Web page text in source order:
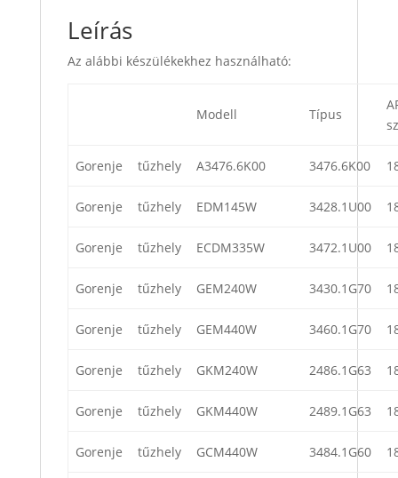
Leírás
Az alábbi készülékekhez használható:
Modell Típus
Gorenje tűzhely A3476.6K00 3476.6K00
Gorenje tűzhely EDM145W 3428.1U00
Gorenje tűzhely ECDM335W 3472.1U00
Gorenje tűzhely GEM240W 3430.1G70
Gorenje tűzhely GEM440W 3460.1G70
Gorenje tűzhely GKM240W 2486.1G63
Gorenje tűzhely GKM440W 2489.1G63
Gorenje tűzhely GCM440W 3484.1G60